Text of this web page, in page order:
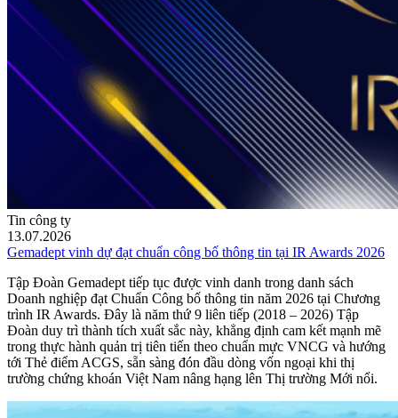
Tin công ty
13.07.2026
Gemadept vinh dự đạt chuẩn công bố thông tin tại IR Awards 2026
Tập Đoàn Gemadept tiếp tục được vinh danh trong danh sách
Doanh nghiệp đạt Chuẩn Công bố thông tin năm 2026 tại Chương
trình IR Awards. Đây là năm thứ 9 liên tiếp (2018 – 2026) Tập
Đoàn duy trì thành tích xuất sắc này, khẳng định cam kết mạnh mẽ
trong thực hành quản trị tiên tiến theo chuẩn mực VNCG và hướng
tới Thẻ điểm ACGS, sẵn sàng đón đầu dòng vốn ngoại khi thị
trường chứng khoán Việt Nam nâng hạng lên Thị trường Mới nổi.